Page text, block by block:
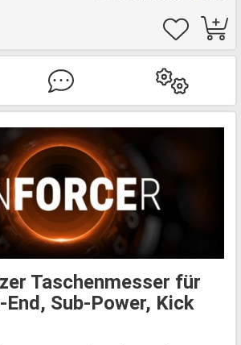
Taschenmesser für
End, Sub-Power, Kick